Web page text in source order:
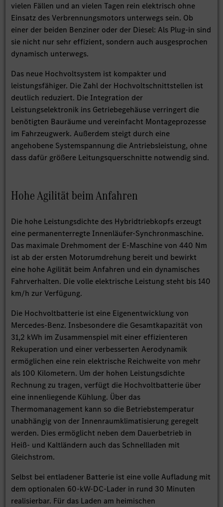
vielen Fällen und an vielen Tagen rein elektrisch ohne
Einsatz des Verbrennungsmotors unterwegs sein. Ob
einer der beiden Benziner oder der Diesel: Als Plug-in sind
sie nicht nur sehr effizient, sondern auch ausgesprochen
dynamisch unterwegs.
Das neue Hochvoltsystem ist kompakter und
leistungsfähiger. Die Zahl der Hochvoltschnittstellen ist
deutlich reduziert. Die Integration der
Leistungselektronik ins Getriebegehäuse verringert die
benötigten Bauräume und vereinfacht Montageprozesse
im Fahrzeugwerk. Außerdem steigt durch eine
angehobene Systemspannung die Antriebsleistung, ohne
dass dafür größere Leitungsquerschnitte notwendig sind.
Hohe Agilität beim Anfahren
Die hohe Leistungsdichte des Hybridtriebkopfs erzeugt
eine permanenterregte Innenläufer-Synchronmaschine.
Das maximale Drehmoment der E-Maschine von 440 Nm
ist ab der ersten Motorumdrehung bereit und bewirkt
eine hohe Agilität beim Anfahren und ein dynamisches
Fahrverhalten. Die volle elektrische Leistung steht bis 140
km/h zur Verfügung.
Die Hochvoltbatterie ist eine Eigenentwicklung von
Mercedes-Benz. Insbesondere die Gesamtkapazität von
31,2 kWh im Zusammenspiel mit einer effizienteren
Rekuperation und einer verbesserten Aerodynamik
ermöglichen eine rein elektrische Reichweite von mehr
als 100 Kilometern. Um der hohen Leistungsdichte
Rechnung zu tragen, verfügt die Hochvoltbatterie über
eine innenliegende Kühlung. Über das
Thermomanagement kann so die Betriebstemperatur
unabhängig von der Innenraumklimatisierung geregelt
werden. Dies ermöglicht neben dem Dauerbetrieb in
Heiß- und Kaltländern auch das Schnellladen mit
Gleichstrom.
Selbst bei entladener Batterie ist eine volle Aufladung mit
dem optionalen 60-kW-DC-Lader in rund 30 Minuten
realisierbar. Für das Laden am heimischen